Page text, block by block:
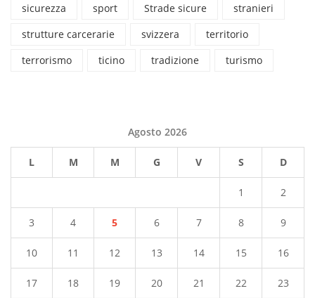
sicurezza
sport Strade sicure
stranieri
strutture carcerarie
svizzera
territorio
terrorismo
ticino tradizione turismo
Agosto 2026
L M M G V S D
1 2
3 4 5 6 7 8 9
10 11 12 13 14 15 16
17 18 19 20 21 22 23